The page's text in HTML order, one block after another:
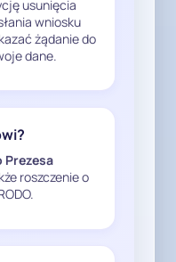
stanowić
osoby,
roszczenia
art. 6
usunięcia
wniosku
żądanie do
dane.
Prezesa
roszczenie o